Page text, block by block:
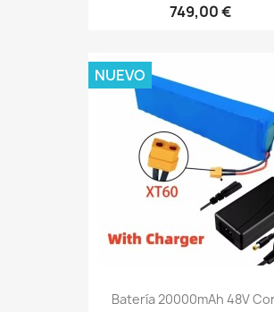
749,00 €
Batería 20000mAh 48V
NUEVO